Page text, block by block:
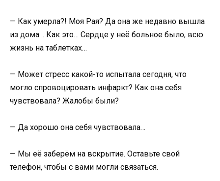
— Как умерла?! Моя Рая? Да она же недавно вышла
из дома… Как это… Сердце у неё больное было, всю
жизнь на таблетках…
— Может стресс какой-то испытала сегодня, что
могло спровоцировать инфаркт? Как она себя
чувствовала? Жалобы были?
— Да хорошо она себя чувствовала…
— Мы её заберём на вскрытие. Оставьте свой
телефон, чтобы с вами могли связаться.